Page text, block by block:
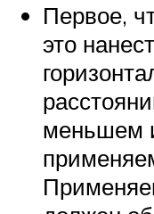
Первое,
это
меньшем